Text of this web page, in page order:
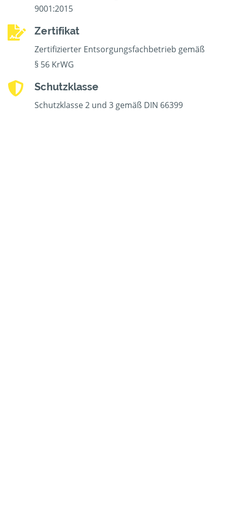
9001:2015
Zertifikat
Zertifizierter Entsorgungsfachbetrieb gemäß
§ 56 KrWG
Schutzklasse
Schutzklasse 2 und 3 gemäß DIN 66399